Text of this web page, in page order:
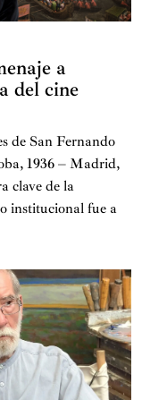
a
del cine
de San Fernando
1936 – Madrid,
clave de la
institucional fue a